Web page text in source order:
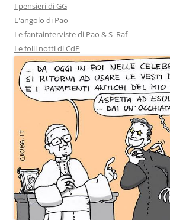
I pensieri di GG
L'angolo di Pao
Le fantainterviste di Pao & S_Raf
Le folli notti di CdP